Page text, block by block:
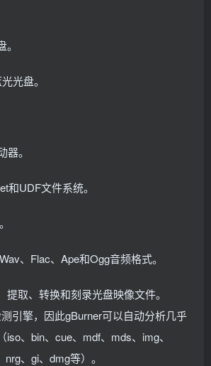
光盘。
。
和UDF文件系统。
、Flac、Ape和Ogg音频格式。
取、转换和刻录光盘映像文件。
引擎，因此gBurner可以自动分析几乎
、bin、cue、mdf、mds、img、
、gi、dmg等）。